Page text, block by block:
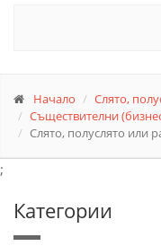
Начало
Слято,
Съществителни
Слято, полуслято или
;
Категории